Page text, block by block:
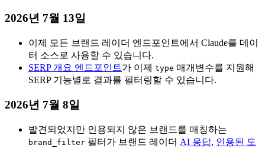
2026년 7월 13일
이제 모든 브랜드 레이더 엔드포인트에서 Claude를 데이
터 소스로 사용할 수 있습니다.
SERP 개요 엔드포인트가 이제 type 매개변수를 지원해
SERP 기능별로 결과를 필터링할 수 있습니다.
2026년 7월 8일
발견되었지만 인용되지 않은 브랜드를 매칭하는
brand_filter 필터가 브랜드 레이더 AI 응답, 인용된 도